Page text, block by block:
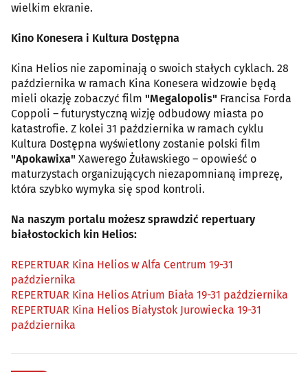
wielkim ekranie.
Kino Konesera i Kultura Dostępna
Kina Helios nie zapominają o swoich stałych cyklach. 28
października w ramach Kina Konesera widzowie będą
mieli okazję zobaczyć film "Megalopolis" Francisa Forda
Coppoli – futurystyczną wizję odbudowy miasta po
katastrofie. Z kolei 31 października w ramach cyklu
Kultura Dostępna wyświetlony zostanie polski film
"Apokawixa" Xawerego Żuławskiego – opowieść o
maturzystach organizujących niezapomnianą imprezę,
która szybko wymyka się spod kontroli.
Na naszym portalu możesz sprawdzić repertuary
białostockich kin Helios:
REPERTUAR Kina Helios w Alfa Centrum 19-31
października
REPERTUAR Kina Helios Atrium Biała 19-31 października
REPERTUAR Kina Helios Białystok Jurowiecka 19-31
października